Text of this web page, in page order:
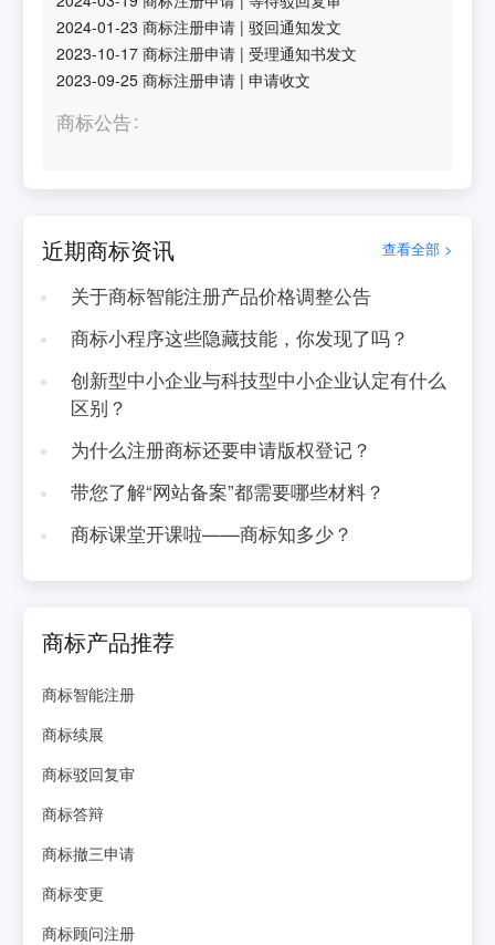
2024-01-23 商标注册申请 |驳回通知发文
2023-10-17 商标注册申请 |受理通知书发文
2023-09-25 商标注册申请 |申请收文
商标公告
近期商标资讯 查看全部 >
关于商标智能注册产品价格调整公告
商标小程序这些隐藏技能，你发现了吗？
创新型中小企业与科技型中小企业认定有什么
区别？
为什么注册商标还要申请版权登记？
带您了解“网站备案”都需要哪些材料？
商标课堂开课啦——商标知多少？
商标产品推荐
商标智能注册
商标续展
商标驳回复审
商标答辩
商标撤三申请
商标变更
商标顾问注册